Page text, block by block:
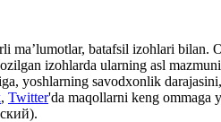
batafsil izohlari bilan.
izohlarda ularning asl
yoshlarning savodxonlik
, Twitter'da maqollarni keng ommaga